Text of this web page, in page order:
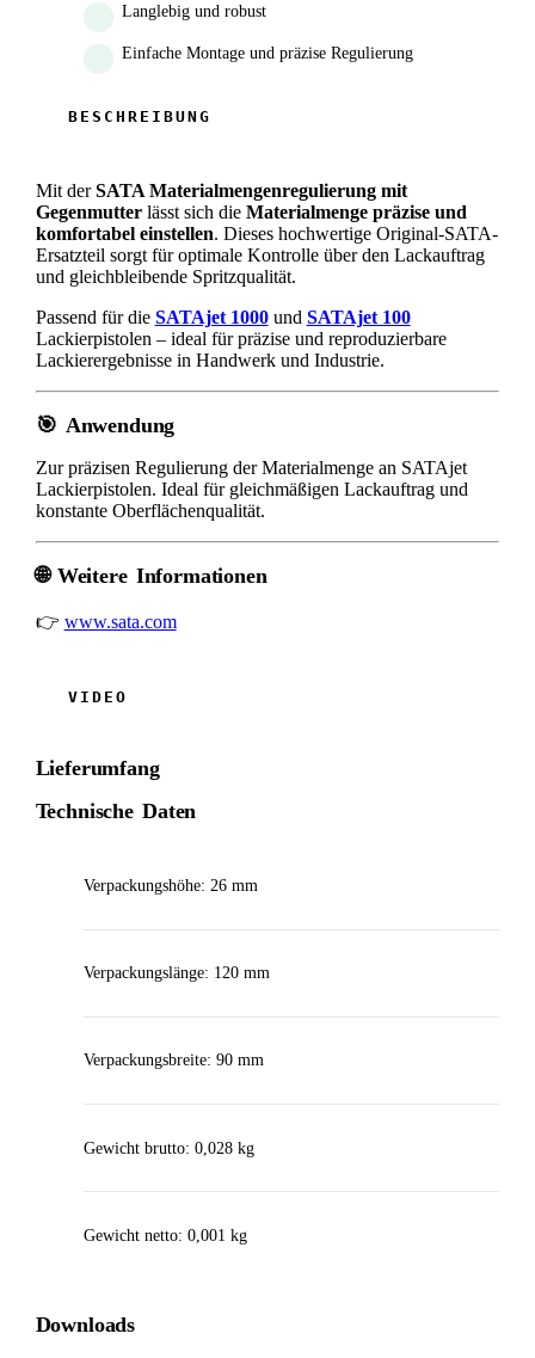
Langlebig und robust
Einfache Montage und präzise Regulierung
Mit derSATA Materialmengenregulierung mit
Gegenmutterlässt sich die Materialmenge präzise und
komfortabel einstellen. Dieses hochwertige Original-SATA-
Ersatzteil sorgt für optimale Kontrolle über den Lackauftrag
und gleichbleibende Spritzqualität.
Passend für die SATAjet 1000und SATAjet 100
Lackierpistolen – ideal für präzise und reproduzierbare
Lackierergebnisse in Handwerk und Industrie.
🎯 Anwendung
Zur präzisen Regulierung der Materialmenge an SATAjet
Lackierpistolen. Ideal für gleichmäßigen Lackauftrag und
konstante Oberflächenqualität.
🌐 Weitere Informationen
👉 www.sata.com
Lieferumfang
Technische Daten
Verpackungshöhe: 26 mm
Verpackungslänge: 120 mm
Verpackungsbreite: 90 mm
Gewicht brutto: 0,028 kg
Gewicht netto: 0,001 kg
Downloads